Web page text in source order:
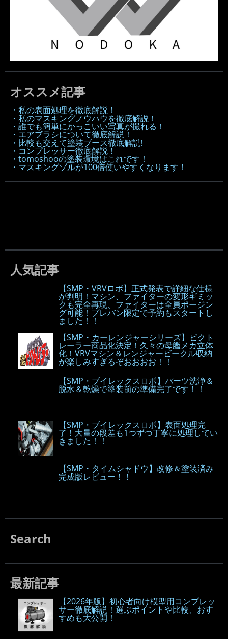
オススメ記事
・私の表面処理を徹底解説！
・私のマスキングノウハウを徹底解説！
・誰でも簡単にかっこいい写真が撮れる！
・エアブラシについて徹底解説！
・比較も交えて塗装ブース徹底解説!
・コンプレッサー徹底解説！
・tomoshooの塗装環境はこれです！
・マスキングゾルが100倍使いやすくなります！
人気記事
【SMP・VRVロボ】正式発表で詳細な仕様
が判明！マシン、ファイターの変形ギミッ
クも完全再現、ファイターは全員ポージン
グ可能！プレバン限定で予約もスタートし
ました！！
【SMP・カーレンジャーシリーズ】ビクト
レーラー商品化決定！久々の母艦メカ立体
化！VRVマシン＆レンジャービークル収納
が楽しみすぎるぞおおおお！！
【SMP・ブイレックスロボ】パーツ洗浄＆
脱水＆乾燥で塗装前の準備完了です！！
【SMP・ブイレックスロボ】表面処理完
了！大量の段差も1つずつ丁寧に処理してい
きました！！
【SMP・タイムシャドウ】改修＆塗装済み
完成版レビュー！！
Search
最新記事
【2026年版】初心者向け模型用コンプレッ
サー徹底解説！選ぶポイントや比較、おす
すめも大公開！